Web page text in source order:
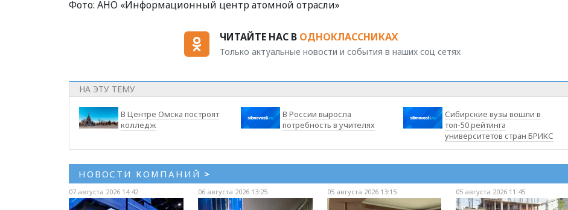
Фото: АНО «Информационный центр атомной отрасли»
ЧИТАЙТЕ НАС В ОДНОКЛАССНИКАХ
Только актуальные новости и события в наших соц сетях
НА ЭТУ ТЕМУ
В Центре Омска построят
колледж
В России выросла
потребность в учителях
Сибирские вузы вошли в
топ-50 рейтинга
университетов стран БРИКС
НОВОСТИ КОМПАНИЙ >
07 августа 2026 14:42 06 августа 2026 13:25 05 августа 2026 13:15 05 августа 2026 11:45